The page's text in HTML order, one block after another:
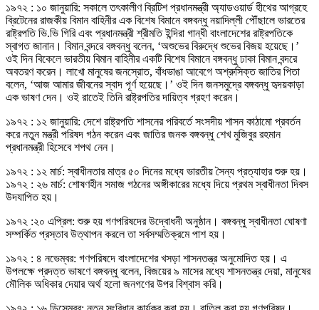
১৯৭২ : ১০ জানুয়ারি: সকালে তৎকালীণ ব্রিটিশ প্রধানমন্ত্রী অ্যাডওয়ার্ড হীথের আগ্রহে
ব্রিটেনের রাজকীয় বিমান বাহিনীর এক বিশেষ বিমানে বঙ্গবন্ধু নয়াদিল্লী পৌঁছালে ভারতের
রাষ্ট্রপতি ভি.ভি গিরি এবং প্রধানমন্ত্রী শ্রীমতি ইন্দিরা গান্ধী বাংলাদেশের রাষ্ট্রপতিকে
স্বাগত জানান। বিমান বন্দরে বঙ্গবন্ধু বলেন, ‘অশুভের বিরুদ্ধে শুভের বিজয় হয়েছে।’
ওই দিন বিকেলে ভারতীয় বিমান বাহিনীর একটি বিশেষ বিমানে বঙ্গবন্ধু ঢাকা বিমান বন্দরে
অবতরণ করেন। লাখো মানুষের জনস্রোত, বাঁধভাঙা আবেগে অশ্রুসিক্ত জাতির পিতা
বলেন, ‘আজ আমার জীবনের স্বাদ পূর্ণ হয়েছে।’ ওই দিন জনসমুদ্রে বঙ্গবন্ধু হৃদয়কাড়া
এক ভাষণ দেন। ওই রাতেই তিনি রাষ্ট্রপতির দায়িত্ব গ্রহণ করেন।
১৯৭২ : ১২ জানুয়ারি: দেশে রাষ্ট্রপতি শাসনের পরিবর্তে সংসদীয় শাসন কাঠামো প্রবর্তন
করে নতুন মন্ত্রী পরিষদ গঠন করেন এবং জাতির জনক বঙ্গবন্ধু শেখ মুজিবুর রহমান
প্রধানমন্ত্রী হিসেবে শপথ নেন।
১৯৭২ : ১২ মার্চ: স্বাধীনতার মাত্র ৫০ দিনের মধ্যে ভারতীয় সৈন্য প্রত্যাহার শুরু হয়।
১৯৭২ : ২৬ মার্চ: শোষণহীন সমাজ গঠনের অঙ্গীকারের মধ্যে দিয়ে প্রথম স্বাধীনতা দিবস
উদযাপিত হয়।
১৯৭২ :২০ এপ্রিল: শুরু হয় গণপরিষদের উদ্বোধনী অনুষ্ঠান। বঙ্গবন্ধু স্বাধীনতা ঘোষণা
সম্পর্কিত প্রস্তাব উত্থাপন করলে তা সর্বসম্মতিক্রমে পাশ হয়।
১৯৭২ : ৪ নভেম্বর: গণপরিষদে বাংলাদেশের খসড়া শাসনতন্ত্র অনুমোদিত হয়। এ
উপলক্ষে প্রদত্ত ভাষণে বঙ্গবন্ধু বলেন, বিজয়ের ৯ মাসের মধ্যে শাসনতন্ত্র দেয়া, মানুষের
মৌলিক অধিকার দেয়ার অর্থ হলো জনগণের উপর বিশ্বাস করি।